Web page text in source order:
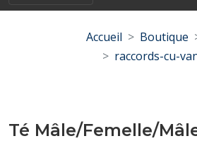
Accueil Boutique
raccords-cu-
Té Mâle/Femelle/